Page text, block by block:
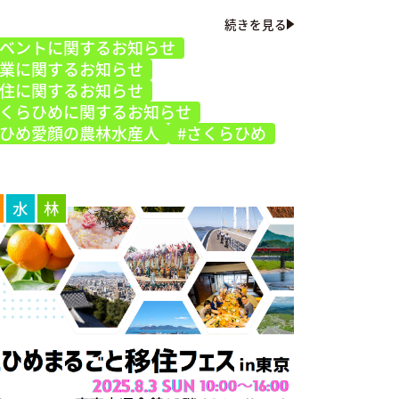
続きを見る
ントに関するお知らせ
に関するお知らせ
に関するお知らせ
らひめに関するお知らせ
め愛顔の農林水産人
#さくらひめ
水 林